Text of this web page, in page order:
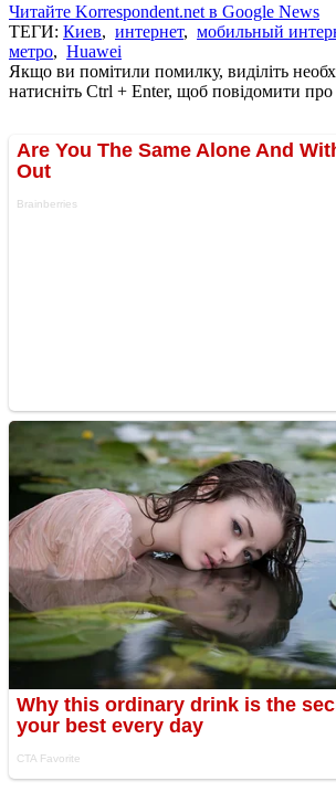
Читайте Korrespondent.net в Google News
ТЕГИ: Киев, интернет, мобильный
метро, Huawei
Якщо ви помітили помилку, виділіть
натисніть Ctrl + Enter, щоб повідомити